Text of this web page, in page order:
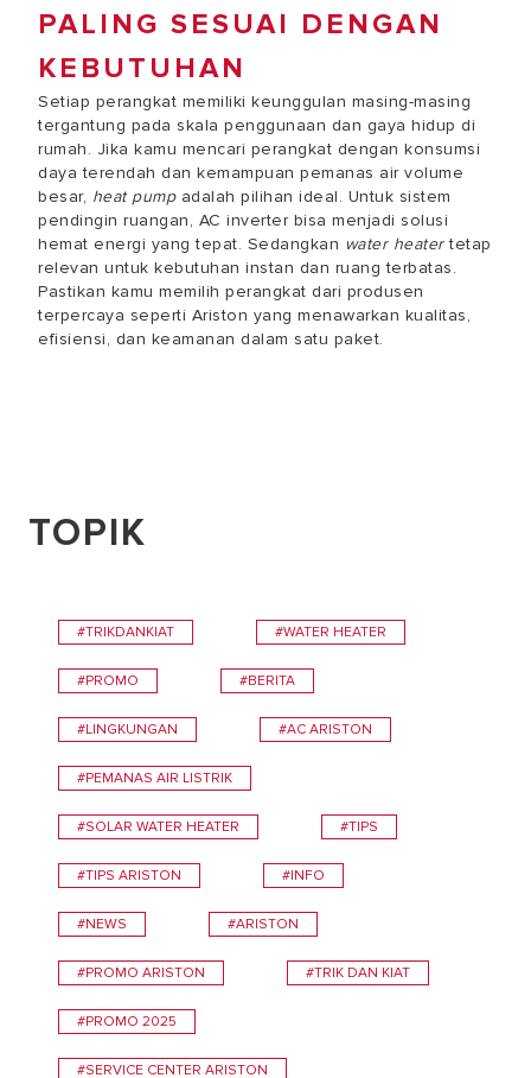
PALING SESUAI DENGAN
KEBUTUHAN
Setiap perangkat memiliki keunggulan masing-masing
tergantung pada skala penggunaan dan gaya hidup di
rumah. Jika kamu mencari perangkat dengan konsumsi
daya terendah dan kemampuan pemanas air volume
besar, heat pumpadalah pilihan ideal. Untuk sistem
pendingin ruangan, AC inverter bisa menjadi solusi
hemat energi yang tepat. Sedangkan water heatertetap
relevan untuk kebutuhan instan dan ruang terbatas.
Pastikan kamu memilih perangkat dari produsen
terpercaya seperti Ariston yang menawarkan kualitas,
efisiensi, dan keamanan dalam satu paket.
TOPIK
#TRIKDANKIAT #WATER HEATER
#PROMO #BERITA
#LINGKUNGAN #AC ARISTON
#PEMANAS AIR LISTRIK
#SOLAR WATER HEATER #TIPS
#TIPS ARISTON #INFO
#NEWS #ARISTON
#PROMO ARISTON #TRIK DAN KIAT
#PROMO 2025
#SERVICE CENTER ARISTON